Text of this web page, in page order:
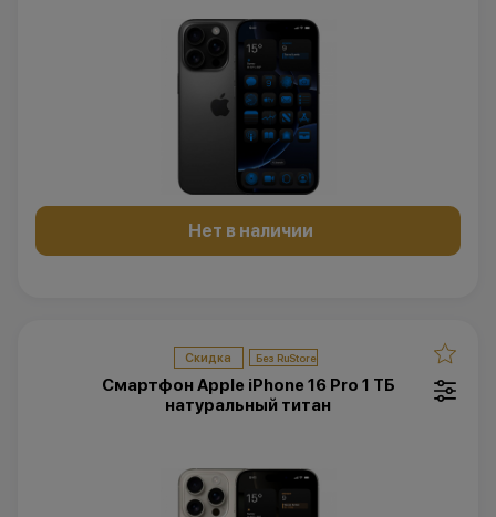
Нет в наличии
Скидка
Смартфон Apple iPhone 16 Pro 1 ТБ
натуральный титан